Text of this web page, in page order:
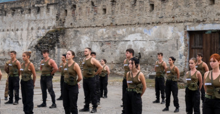
LOCATION GUIDE
FILM DATABASE
BOOK DATABASE
NEWS
CASTING
Locarno
Mostra
Toronto
Festa
Torino
David di
Nastri
Premio